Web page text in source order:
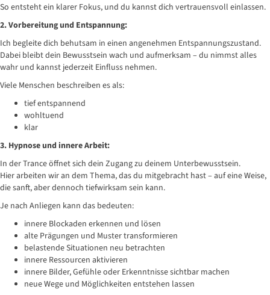
So entsteht ein klarer Fokus, und du kannst dich vertrauensvoll einlassen.
2. Vorbereitung und Entspannung:
Ich begleite dich behutsam in einen angenehmen Entspannungszustand.
Dabei bleibt dein Bewusstsein wach und aufmerksam – du nimmst alles
wahr und kannst jederzeit Einfluss nehmen.
Viele Menschen beschreiben es als:
tief entspannend
wohltuend
klar
3. Hypnose und innere Arbeit:
In der Trance öffnet sich dein Zugang zu deinem Unterbewusstsein.
Hier arbeiten wir an dem Thema, das du mitgebracht hast – auf eine Weise,
die sanft, aber dennoch tiefwirksam sein kann.
Je nach Anliegen kann das bedeuten:
innere Blockaden erkennen und lösen
alte Prägungen und Muster transformieren
belastende Situationen neu betrachten
innere Ressourcen aktivieren
innere Bilder, Gefühle oder Erkenntnisse sichtbar machen
neue Wege und Möglichkeiten entstehen lassen